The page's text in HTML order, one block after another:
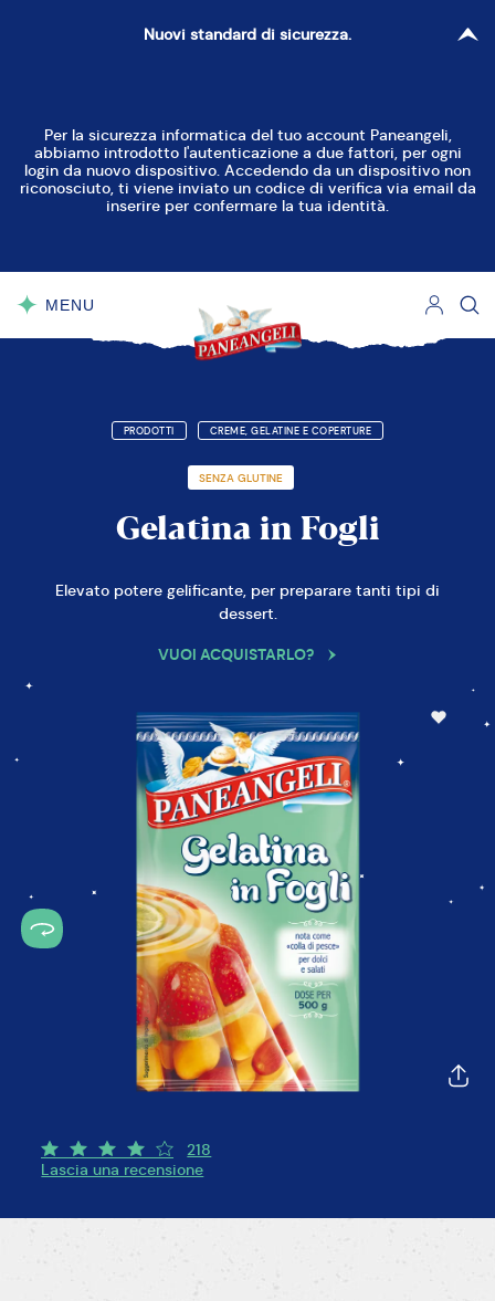
Nuovi standard di sicurezza.
Per la sicurezza informatica del tuo account Paneangeli,
abbiamo introdotto l'autenticazione a due fattori, per ogni
login da nuovo dispositivo. Accedendo da un dispositivo non
riconosciuto, ti viene inviato un codice di verifica via email da
inserire per confermare la tua identità.
MENU
PRODOTTI CREME, GELATINE E COPERTURE
SENZA GLUTINE
Gelatina in Fogli
Elevato potere gelificante, per preparare tanti tipi di
dessert.
VUOI ACQUISTARLO?
218
Lascia una recensione